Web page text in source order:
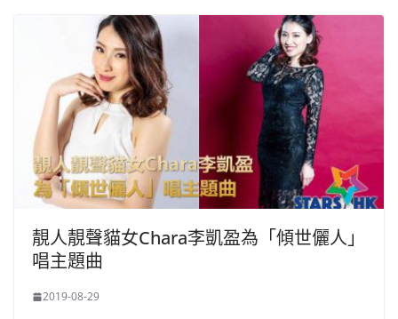
靚人靚聲貓女Chara李凱盈為「傾世儷人」
唱主題曲
2019-08-29